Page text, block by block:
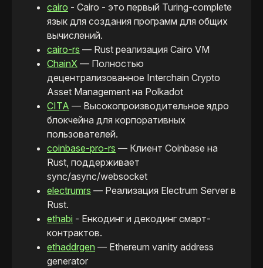
cairo - Cairo - это первый Turing-complete
язык для создания программ для общих
вычислений.
cairo-rs — Rust реализация Cairo VM
ChainX — Полностью
децентрализованное Interchain Crypto
Asset Management на Polkadot
CITA — Высокопроизводительное ядро
блокчейна для корпоративных
пользователей.
coinbase-pro-rs — Клиент Coinbase на
Rust, поддерживает
sync/async/websocket
electrumrs — Реализация Electrum Server в
Rust.
ethabi - Енкодинг и декодинг смарт-
контрактов.
ethaddrgen — Ethereum vanity address
generator